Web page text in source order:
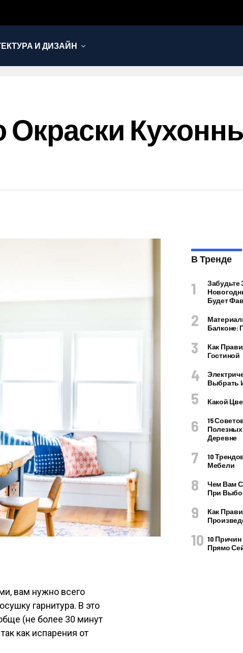
И ДИЗАЙН
Окраски
вам нужно всего
гарнитура. В это
(не более 30 минут
как испарения от
В Тренде
Будет
Балконе:
Как
Гостиной
Выбрать
Какой
15
Деревне
10
Мебели
Чем Вам
При
Как
10
Прямо